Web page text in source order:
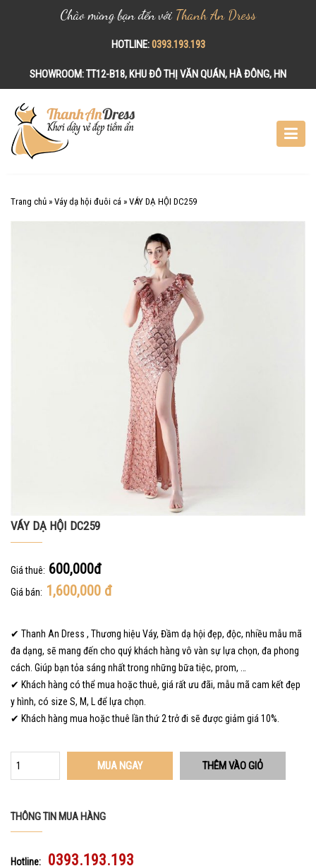
Chào mừng bạn đến với Thanh An Dress
HOTLINE:0393.193.193
SHOWROOM:TT12-B18, KHU ĐÔ THỊ VĂN QUÁN, HÀ ĐÔNG, HN
Trang chủ » Váy dạ hội đuôi cá » VÁY DẠ HỘI DC259
VÁY DẠ HỘI DC259
Giá thuê: 600,000đ
Giá bán: 1,600,000 đ
✔ Thanh An Dress , Thương hiệu Váy, Đầm dạ hội đẹp, độc, nhiều mẫu mã
đa dạng, sẽ mang đến cho quý khách hàng vô vàn sự lựa chọn, đa phong
cách. Giúp bạn tỏa sáng nhất trong những bữa tiệc, prom, …
✔ Khách hàng có thể mua hoặc thuê, giá rất ưu đãi, mẫu mã cam kết đẹp
y hình, có size S, M, L để lựa chọn.
✔ Khách hàng mua hoặc thuê lần thứ 2 trở đi sẽ được giảm giá 10%.
MUA NGAY
THÔNG TIN MUA HÀNG
Hotline: 0393.193.193